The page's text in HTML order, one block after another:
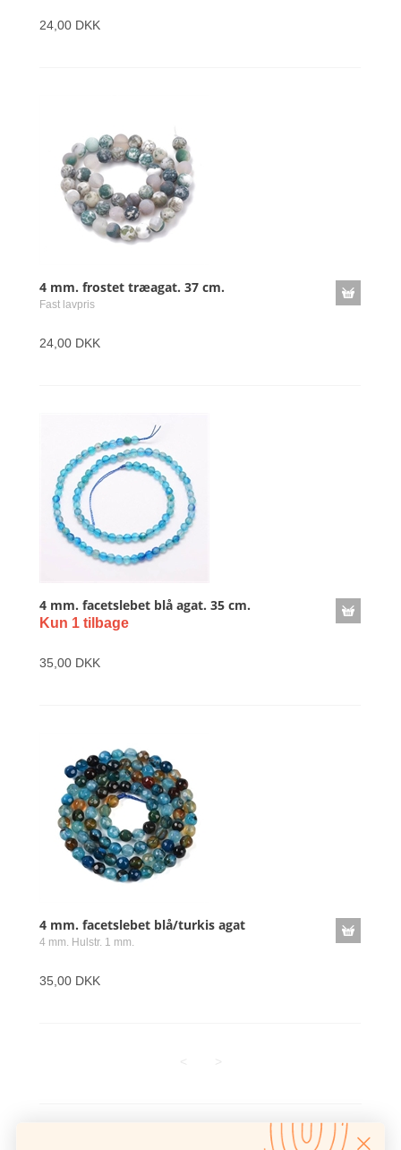
24,00 DKK
4 mm. frostet træagat. 37 cm.
Fast lavpris
24,00 DKK
4 mm. facetslebet blå agat. 35 cm.
Kun 1 tilbage
35,00 DKK
4 mm. facetslebet blå/turkis agat
4 mm. Hulstr. 1 mm.
35,00 DKK